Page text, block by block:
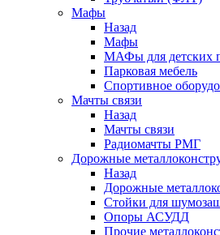
Мафы
Назад
Мафы
МАФы для детских
Парковая мебель
Спортивное
Мачты связи
Назад
Мачты связи
Радиомачты РМГ
Дорожные
Назад
Дорожные
Cтойки для
Опоры АСУДД
Прочие